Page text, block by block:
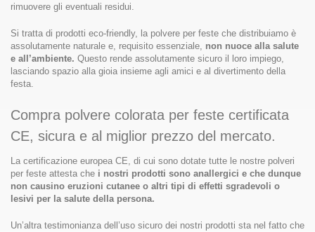
rimuovere gli eventuali residui.
Si tratta di prodotti eco-friendly, la polvere per feste che distribuiamo è
assolutamente naturale e, requisito essenziale, non nuoce alla salute
e all’ambiente. Questo rende assolutamente sicuro il loro impiego,
lasciando spazio alla gioia insieme agli amici e al divertimento della
festa.
Compra polvere colorata per feste certificata
CE, sicura e al miglior prezzo del mercato.
La certificazione europea CE, di cui sono dotate tutte le nostre polveri
per feste attesta che i nostri prodotti sono anallergici e che dunque
non causino eruzioni cutanee o altri tipi di effetti sgradevoli o
lesivi per la salute della persona.
Un’altra testimonianza dell’uso sicuro dei nostri prodotti sta nel fatto che